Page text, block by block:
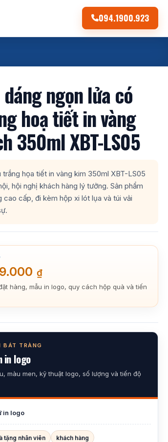
094.1900.923
ngọn lửa có
hoạ tiết in vàng
350ml XBT-LS05
trắng họa tiết in vàng kim 350ml XBT-LS05
hội nghị khách hàng lý tưởng. Sản phẩm
cao cấp, đi kèm hộp xi lót lụa và túi vải
₫
hàng, mẫu in logo, quy cách hộp quà và tiến
BÁT TRÀNG
in logo
màu men, kỹ thuật logo, số lượng và tiến độ
in logo
tặng nhân viên khách hàng